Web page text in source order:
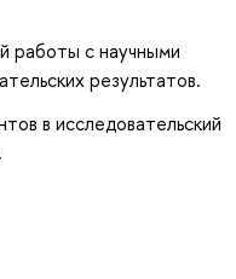
работы с научными
результатов.
в исследовательский